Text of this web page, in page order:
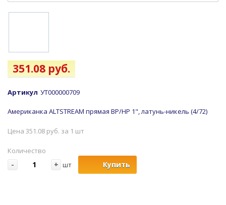
351.08 руб.
Артикул УТ000000709
Американка ALTSTREAM прямая ВР/НР 1", латунь-никель (4/72)
Цена 351.08 руб. за 1 шт
Количество
- + шт Купить